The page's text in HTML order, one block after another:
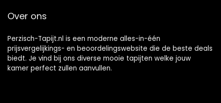
Over ons
Perzisch-Tapijt.nl is een moderne alles-in-één
prijsvergelijkings- en beoordelingswebsite die de beste deals
biedt. Je vind bij ons diverse mooie tapijten welke jouw
kamer perfect zullen aanvullen.